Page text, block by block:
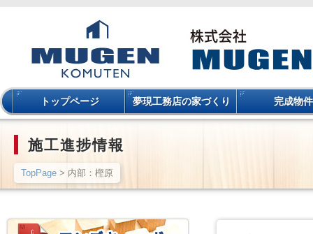
トップページ 夢現工務店の家づくり 完成物件
施工進捗情報
TopPage > 内部：樫原